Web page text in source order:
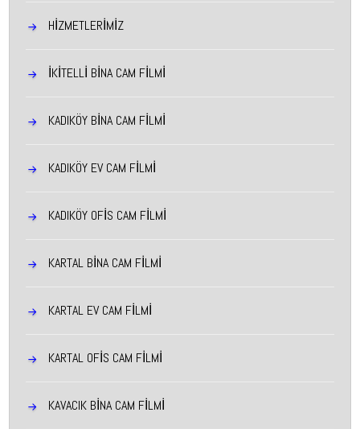
HIZMETLERIMIZ
İKITELLI BINA CAM FILMI
KADIKÖY BINA CAM FILMI
KADIKÖY EV CAM FILMI
KADIKÖY OFIS CAM FILMI
KARTAL BINA CAM FILMI
KARTAL EV CAM FILMI
KARTAL OFIS CAM FILMI
KAVACIK BINA CAM FILMI